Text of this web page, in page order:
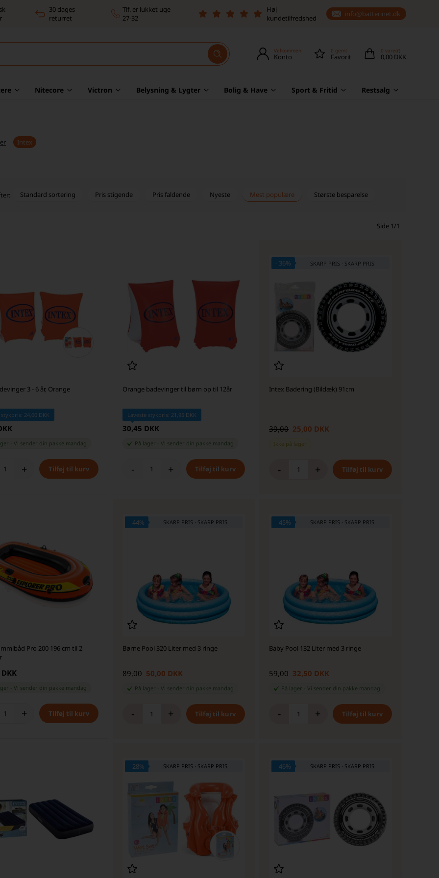
30 dages
returret
Tlf. er lukket uge
27-32
Høj
kundetilfredshed
info@batterinet.dk
Velkommen
Konto
0 gemt
Favorit
0 vare(r)
0,00 DKK
Nitecore Victron Belysning & Lygter Bolig & Have Sport & Fritid Restsalg
Intex
Standard sortering Pris stigende Pris faldende Nyeste Mest populære Største besparelse
Side 1/1
3 - 6 år, Orange
24,00 DKK
-Vi sender din pakke mandag
+
Orange badevinger til børn op til 12år
Laveste stykpris: 21,95 DKK
30,45 DKK
På lager Vi sender din pakke mandag
- +
- 36%
Intex Badering (Bildæk) 91cm
39,00 25,00 DKK
Ikke på lager
- +
Pro 200 196 cm til 2
-Vi sender din pakke mandag
+
- 44%
Børne Pool 320 Liter med 3 ringe
89,00 50,00 DKK
På lager Vi sender din pakke mandag
- +
- 45%
Baby Pool 132 Liter med 3 ringe
59,00 32,50 DKK
På lager -Vi sender din pakke mandag
- +
- 28% SKARP PRIS · SKARP PRIS - 46% SKARP PRIS · SKARP PRIS